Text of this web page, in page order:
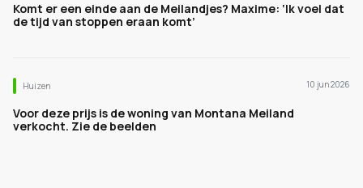
Komt er een einde aan de Meilandjes? Maxime: ‘Ik voel dat
de tijd van stoppen eraan komt’
Huizen 10 jun 2026
Voor deze prijs is de woning van Montana Meiland
verkocht. Zie de beelden